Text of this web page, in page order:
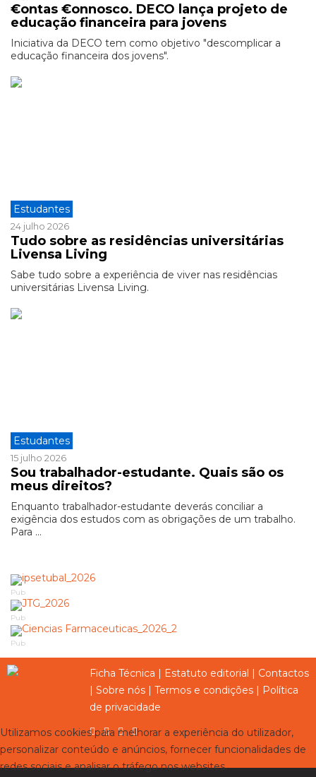
€ontas €onnosco. DECO lança projeto de
educação financeira para jovens
Iniciativa da DECO tem como objetivo "descomplicar a
educação financeira dos jovens".
Estudantes
24 julho 2026
Tudo sobre as residências universitárias
Livensa Living
Sabe tudo sobre a experiência de viver nas residências
universitárias Livensa Living.
Estudantes
15 julho 2026
Sou trabalhador-estudante. Quais são os
meus direitos?
Enquanto trabalhador-estudante deverás conciliar a
exigência dos estudos com as obrigações de um trabalho.
Para ...
Pub
Pub
Pub
Ficha Técnica | Estatuto editorial | Contactos
| Sobre nós | Termos e condições | Política
de privacidade
Utilizamos cookies para melhorar a experiência do utilizador,
personalizar conteúdo e anúncios, fornecer funcionalidades de
redes sociais e analisar o tráfego nos websites.